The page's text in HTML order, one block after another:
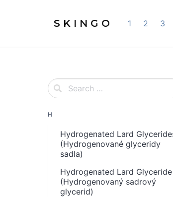
S K I N G O 1 2 3
H
Hydrogenated Lard
(Hydrogenované glyceridy
sadla)
Hydrogenated Lard Glyceride
(Hydrogenovaný sadrový
glycerid)